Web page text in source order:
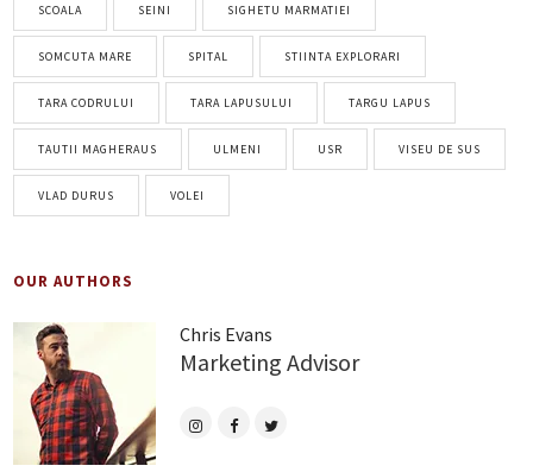
SCOALA SEINI SIGHETU MARMATIEI
SOMCUTA MARE SPITAL STIINTA EXPLORARI
TARA CODRULUI TARA LAPUSULUI TARGU LAPUS
TAUTII MAGHERAUS ULMENI USR VISEU DE SUS
VLAD DURUS VOLEI
OUR AUTHORS
Chris Evans
Marketing Advisor